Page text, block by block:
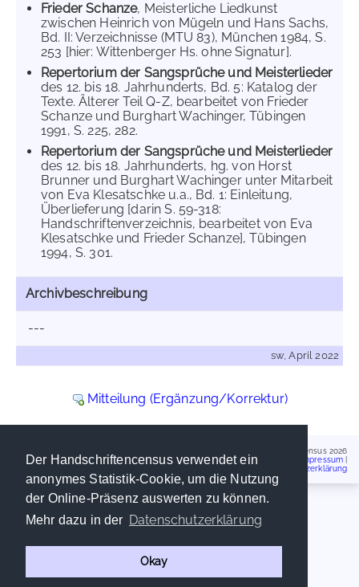
Der Handschriftencensus verwendet ein
anonymes Statistik-Cookie, um die Nutzung
der Online-Präsenz auswerten zu können.
Mehr dazu in der Datenschutzerklärung
Okay
Frieder Schanze, Meisterliche Liedkunst
zwischen Heinrich von Mügeln und Hans Sachs,
Bd. II: Verzeichnisse (MTU 83), München 1984, S.
253 [hier: Wittenberger Hs. ohne Signatur].
Repertorium der Sangsprüche und Meisterlieder
des 12. bis 18. Jahrhunderts, Bd. 5: Katalog der
Texte. Älterer Teil Q-Z, bearbeitet von Frieder
Schanze und Burghart Wachinger, Tübingen
1991, S. 225, 282.
Repertorium der Sangsprüche und Meisterlieder
des 12. bis 18. Jahrhunderts, hg. von Horst
Brunner und Burghart Wachinger unter Mitarbeit
von Eva Klesatschke u.a., Bd. 1: Einleitung,
Überlieferung [darin S. 59-318:
Handschriftenverzeichnis, bearbeitet von Eva
Klesatschke und Frieder Schanze], Tübingen
1994, S. 301.
Archivbeschreibung
---
sw, April 2022
Mitteilung (Ergänzung/Korrektur)
Handschriftencensus 2026
Impressum
Datenschutzerklärung